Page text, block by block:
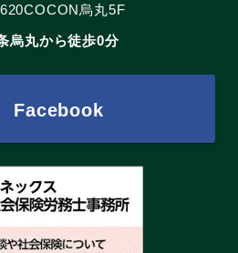
烏丸5F
烏丸から徒歩0分
Facebook